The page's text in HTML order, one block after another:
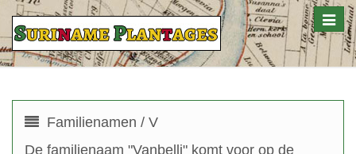
Toggle
Familienamen / V
De familienaam "Vanbelli" komt voor op de